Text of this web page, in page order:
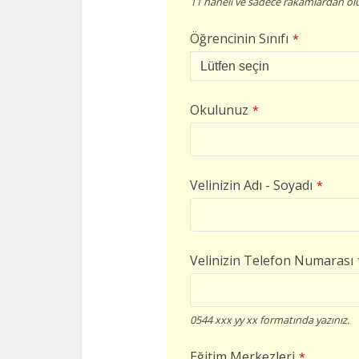
Öğrencinin Sınıfı *
Okulunuz *
Velinizin Adı - Soyadı *
Velinizin Telefon Numarası
0544 xxx yy xx formatında yazınız.